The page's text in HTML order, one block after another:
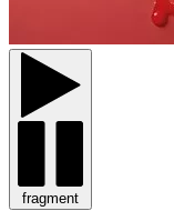
fragment